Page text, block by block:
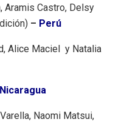
Aramis Castro, Delsy
– Perú
Alice Maciel y Natalia
Nicaragua
Naomi Matsui,